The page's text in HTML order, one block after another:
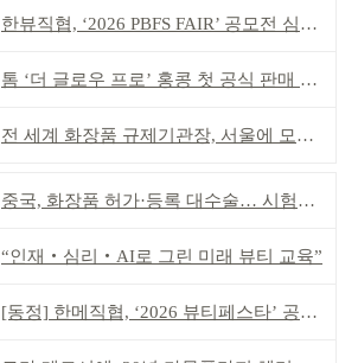
한뷰직협, ‘2026 PBFS FAIR’ 공모전 심사 성료
톰 ‘더 글로우 프로’ 홍콩 첫 공식 판매 완판
전 세계 화장품 규제기관장, 서울에 모인다
중국, 화장품 허가·등록 대수술… 시험자료 공용 허용
“인재‧심리‧AI로 그린 미래 뷰티 교육”
[동정] 한메직협, ‘2026 뷰티페스타’ 공동 주최